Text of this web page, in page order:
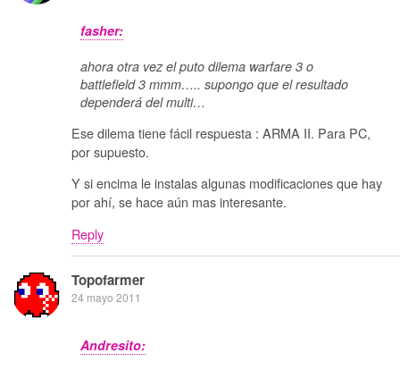
fasher:
ahora otra vez el puto dilema warfare 3 o
battlefield 3 mmm….. supongo que el resultado
dependerá del multi…
Ese dilema tiene fácil respuesta : ARMA II. Para PC,
por supuesto.
Y si encima le instalas algunas modificaciones que hay
por ahí, se hace aún mas interesante.
Reply
Topofarmer
24 mayo 2011
Andresito: